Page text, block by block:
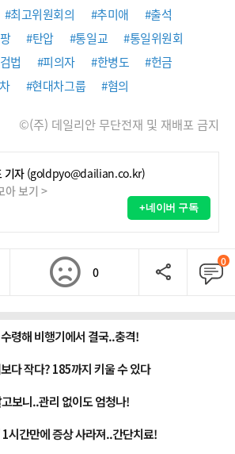
#최고위원회의 #추미애
#출석
#탄압 #통일교
#통일위원회
법 #피의자 #한병도
#헌금
#현대차그룹 #혐의
©(주) 데일리안 무단전재 및 재배포 금지
기자 (goldpyo@dailian.co.kr)
아 보기 >
+네이버 구독
0
0